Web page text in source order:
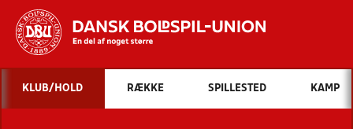
Hvad vil du søge efter?
INDHOLD OG NYHEDER
KLUB/HOLD RÆKKE SPILLESTED KAMP